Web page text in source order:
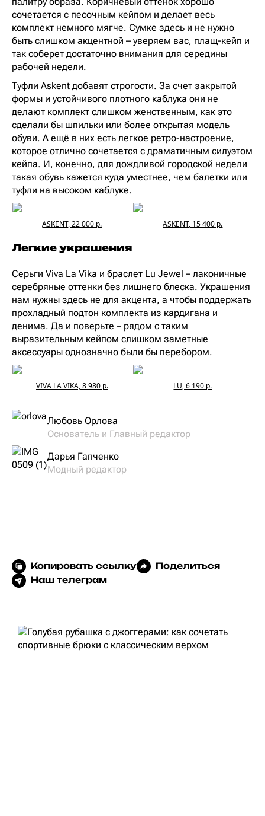
сочетается с песочным кейпом и делает весь
комплект немного мягче. Сумке здесь и не нужно
быть слишком акцентной – уверяем вас, плащ-кейп и
так соберет достаточно внимания для середины
рабочей недели.
Туфли Askent добавят строгости. За счет закрытой
формы и устойчивого плотного каблука они не
делают комплект слишком женственным, как это
сделали бы шпильки или более открытая модель
обуви. А ещё в них есть легкое ретро-настроение,
которое отлично сочетается с драматичным силуэтом
кейпа. И, конечно, для дождливой городской недели
такая обувь кажется куда уместнее, чем балетки или
туфли на высоком каблуке.
ASKENT, 22 000 р. ASKENT, 15 400 р.
Легкие украшения
Серьги Viva La Vika и браслет Lu Jewel – лаконичные
серебряные оттенки без лишнего блеска. Украшения
нам нужны здесь не для акцента, а чтобы поддержать
прохладный подтон комплекта из кардигана и
денима. Да и поверьте – рядом с таким
выразительным кейпом слишком заметные
аксессуары однозначно были бы перебором.
VIVA LA VIKA, 8 980 р. LU, 6 190 р.
Любовь Орлова
Основатель и Главный редактор
Дарья Гапченко
Модный редактор
Копировать ссылку
Поделиться
Наш телеграм